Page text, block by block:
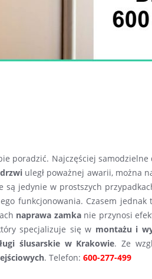
poradzić. Najczęściej samodzielne
uległ poważnej awarii, można
są jedynie w prostszych
funkcjonowania. Czasem jednak
naprawa zamkanie przynosi
specjalizuje się w montażu i
ślusarskie w Krakowie. Ze
. Telefon: 600-277-499